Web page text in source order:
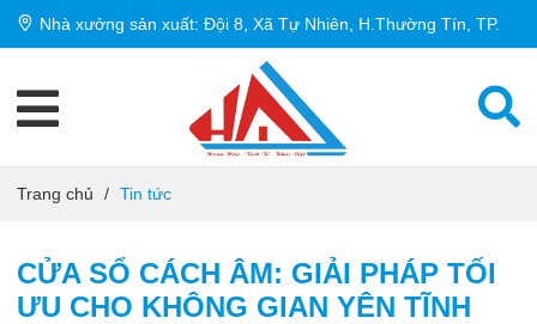
Nhà xưởng sản xuất: Đội 8, Xã Tự Nhiên, H.Thường Tín, TP.
Trang chủ / Tin tức
CỬA SỔ CÁCH ÂM: GIẢI PHÁP TỐI
ƯU CHO KHÔNG GIAN YÊN TĨNH